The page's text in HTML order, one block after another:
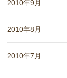
2010年9月
2010年8月
2010年7月